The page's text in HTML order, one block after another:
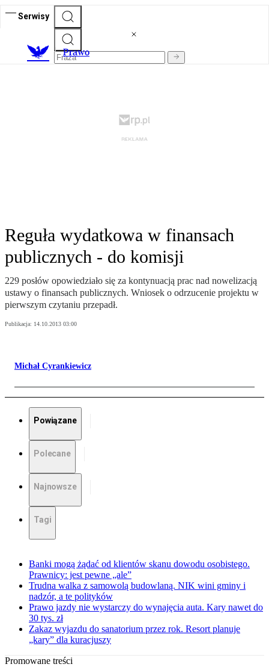
Serwisy
Prawo
Reguła wydatkowa w finansach
publicznych - do komisji
229 posłów opowiedziało się za kontynuacją prac nad nowelizacją
ustawy o finansach publicznych. Wniosek o odrzucenie projektu w
pierwszym czytaniu przepadł.
Publikacja: 14.10.2013 03:00
Michał Cyrankiewicz
Powiązane
Polecane
Najnowsze
Tagi
Banki mogą żądać od klientów skanu dowodu osobistego.
Prawnicy: jest pewne „ale”
Trudna walka z samowolą budowlaną. NIK wini gminy i
nadzór, a te polityków
Prawo jazdy nie wystarczy do wynajęcia auta. Kary nawet do
30 tys. zł
Zakaz wyjazdu do sanatorium przez rok. Resort planuje
„kary” dla kuracjuszy
Promowane treści